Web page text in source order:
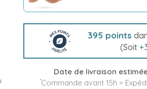
395 points
(Soit +
Date de livraison
*Commande avant 15h =